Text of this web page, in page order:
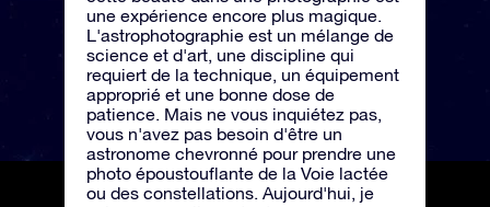
une expérience encore plus magique.
L'astrophotographie est un mélange de
science et d'art, une discipline qui
requiert de la technique, un équipement
approprié et une bonne dose de
patience. Mais ne vous inquiétez pas,
vous n'avez pas besoin d'être un
astronome chevronné pour prendre une
photo époustouflante de la Voie lactée
ou des constellations. Aujourd'hui, je